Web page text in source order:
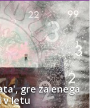
gre za enega
v letu